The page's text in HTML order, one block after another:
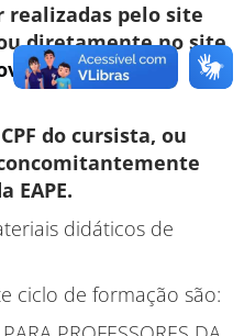
realizadas pelo site
diretamente no site
, até o dia
do cursista, ou
EAPE.
didáticos de
ciclo de formação são: